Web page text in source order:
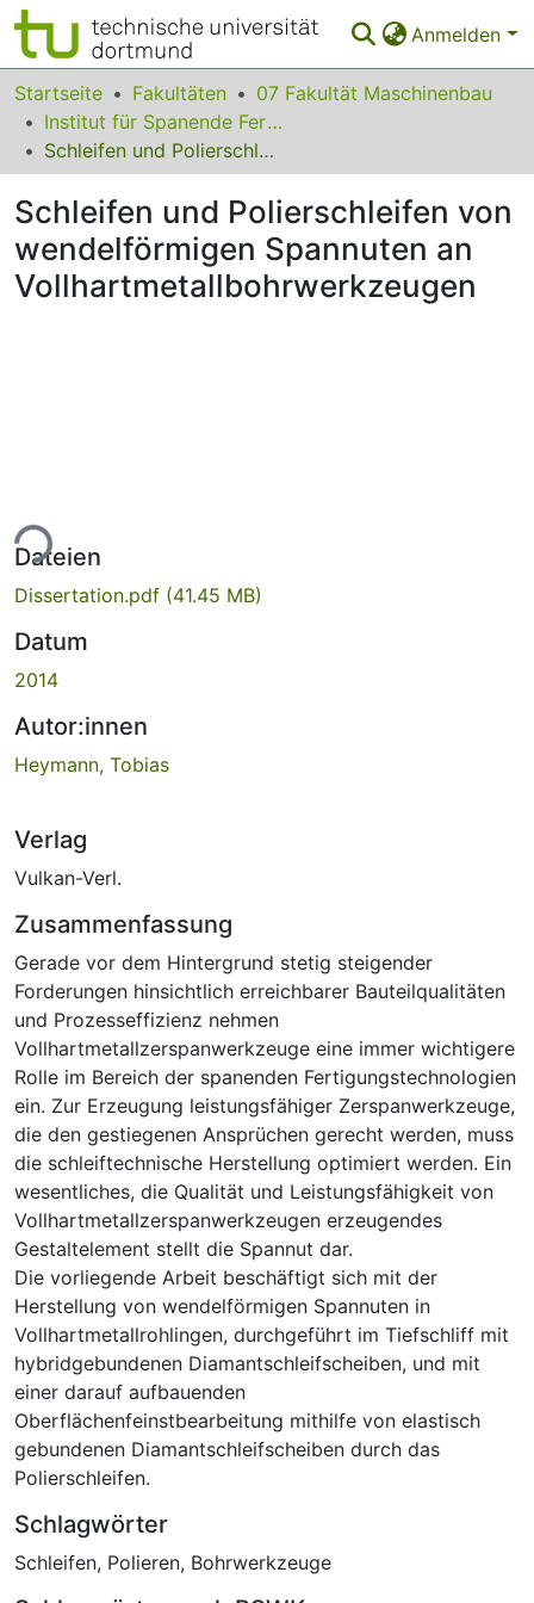
Anmelden
Bereiche & Sammlungen
Das gesamte Repositorium
Leitlinien
Startseite Fakultäten
07 Fakultät Maschinenbau
Institut für Spanende Fertigung
Schleifen und Polierschleifen von wendelförmigen Spannuten an Vollhartmetallbohrwerkzeugen
Schleifen und Polierschleifen von
wendelförmigen Spannuten an
Vollhartmetallbohrwerkzeugen
Dateien
Dissertation.pdf (41.45 MB)
Datum
2014
Autor:innen
Heymann, Tobias
Verlag
Vulkan-Verl.
Zusammenfassung
Gerade vor dem Hintergrund stetig steigender
Forderungen hinsichtlich erreichbarer Bauteilqualitäten
und Prozesseffizienz nehmen
Vollhartmetallzerspanwerkzeuge eine immer wichtigere
Rolle im Bereich der spanenden Fertigungstechnologien
ein. Zur Erzeugung leistungsfähiger Zerspanwerkzeuge,
die den gestiegenen Ansprüchen gerecht werden, muss
die schleiftechnische Herstellung optimiert werden. Ein
wesentliches, die Qualität und Leistungsfähigkeit von
Vollhartmetallzerspanwerkzeugen erzeugendes
Gestaltelement stellt die Spannut dar.
Die vorliegende Arbeit beschäftigt sich mit der
Herstellung von wendelförmigen Spannuten in
Vollhartmetallrohlingen, durchgeführt im Tiefschliff mit
hybridgebundenen Diamantschleifscheiben, und mit
einer darauf aufbauenden
Oberflächenfeinstbearbeitung mithilfe von elastisch
gebundenen Diamantschleifscheiben durch das
Polierschleifen.
Schlagwörter
Schleifen, Polieren, Bohrwerkzeuge